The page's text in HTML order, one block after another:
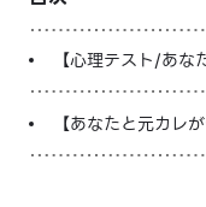
※LINEアプリ内のサービスペー
【心理テスト/あな
【あなたと元カレ